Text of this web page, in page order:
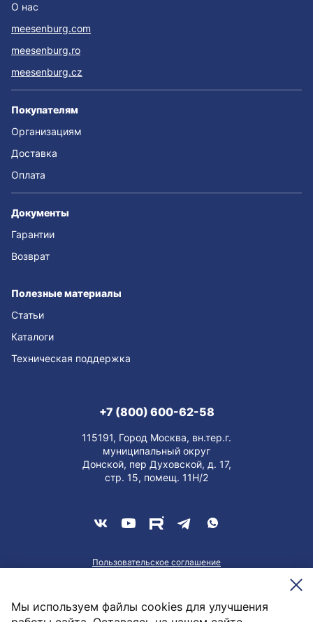
Мы используем файлы cookies для улучшения
О нас
meesenburg.com
meesenburg.ro
meesenburg.cz
Покупателям
Организациям
Доставка
Оплата
Документы
Гарантии
Возврат
Полезные материалы
Статьи
Каталоги
Техническая поддержка
+7 (800) 600-62-58
115191, Город Москва, вн.тер.г.
муниципальный округ
Донской, пер Духовской, д. 17,
стр. 15, помещ. 11Н/2
Пользовательское соглашение
Meesenburg @2026